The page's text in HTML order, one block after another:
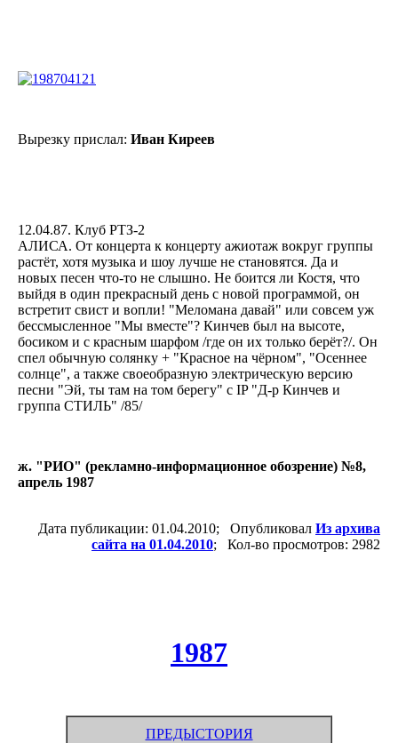
Вырезку прислал: Иван Киреев
12.04.87. Клуб РТЗ-2
АЛИСА. От концерта к концерту ажиотаж вокруг группы
растёт, хотя музыка и шоу лучше не становятся. Да и
новых песен что-то не слышно. Не боится ли Костя, что
выйдя в один прекрасный день с новой программой, он
встретит свист и вопли! "Меломана давай" или совсем уж
бессмысленное "Мы вместе"? Кинчев был на высоте,
босиком и с красным шарфом /где он их только берёт?/. Он
спел обычную солянку + "Красное на чёрном", "Осеннее
солнце", а также своеобразную электрическую версию
песни "Эй, ты там на том берегу" с IP "Д-р Кинчев и
группа СТИЛЬ" /85/
ж. "РИО" (рекламно-информационное обозрение) №8,
апрель 1987
Дата публикации: 01.04.2010; Опубликовал Из архива
сайта на 01.04.2010; Кол-во просмотров: 2982
1987
ПРЕДЫСТОРИЯ